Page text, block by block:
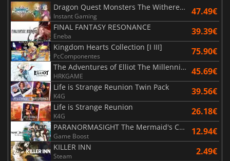
Dragon Quest Monsters The Withered World
Instant Gaming 47.49€
FINAL FANTASY RESONANCE
Eneba 39.39€
Kingdom Hearts Collection [I III]
PcComponentes 75.90€
The Adventures of Elliot The Millennium Tales
HRKGAME 45.69€
Life is Strange Reunion Twin Pack
K4G 39.56€
Life is Strange Reunion
K4G 26.18€
PARANORMASIGHT The Mermaid's Curse
Game Boost 12.94€
KILLER INN
Steam 2.49€